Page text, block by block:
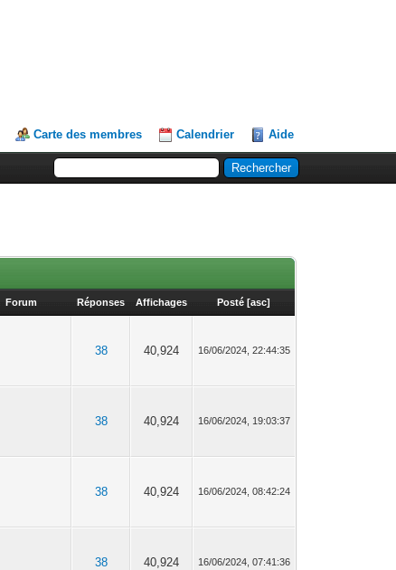
Carte des membres Calendrier Aide
Forum Réponses Affichages Posté [asc]
38 40,924 16/06/2024, 22:44:35
38 40,924 16/06/2024, 19:03:37
38 40,924 16/06/2024, 08:42:24
38 40,924 16/06/2024, 07:41:36